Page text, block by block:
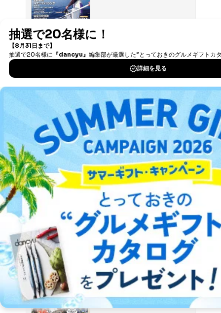
110種以上のつり方、100種以上の釣りのテクニック、釣りに関す
るすべての知識を結集！
2011/01/12
発売号
2011/01/05
発売号
2010/12/29
発売号
2010/12/22
発売号
＜０から覚える＞アジングのすべて
アトリエ・ボイル